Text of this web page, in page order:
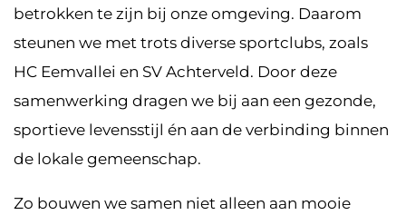
betrokken te zijn bij onze omgeving. Daarom
steunen we met trots diverse sportclubs, zoals
HC Eemvallei en SV Achterveld. Door deze
samenwerking dragen we bij aan een gezonde,
sportieve levensstijl én aan de verbinding binnen
de lokale gemeenschap.
Zo bouwen we samen niet alleen aan mooie